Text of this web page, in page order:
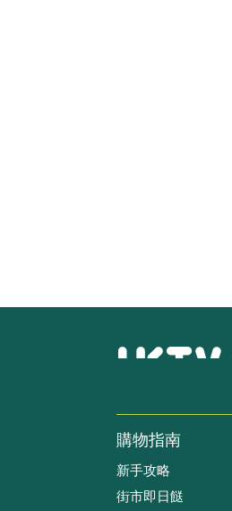
購物指南
新手攻略
街市即日餸